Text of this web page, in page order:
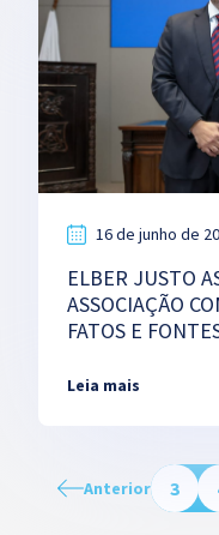
16 de junho de
ELBER JUSTO
ASSOCIAÇÃO
FATOS E
Leia mais
Anterior 3